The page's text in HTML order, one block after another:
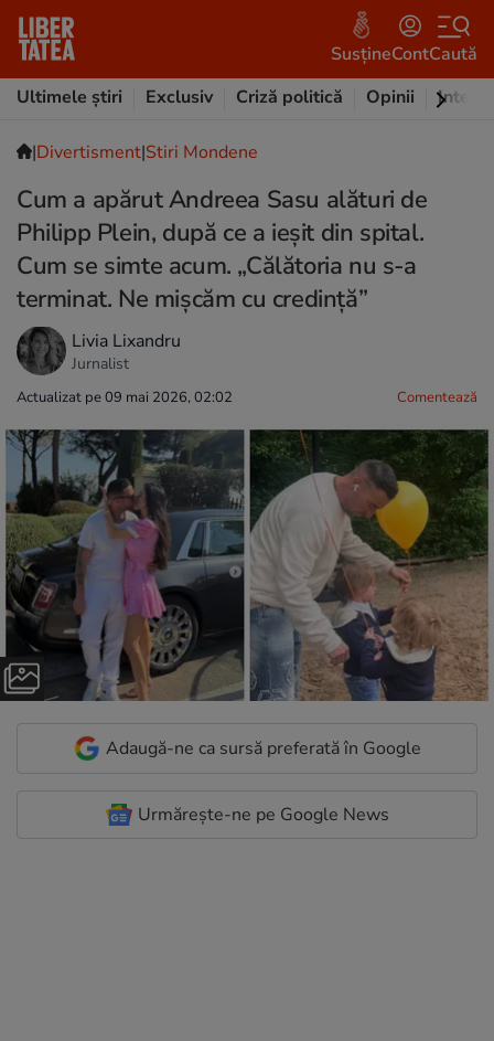
SusțineContCaută
Ultimele știri
Exclusiv Criză politică Opinii
|Divertisment|Stiri Mondene
Cum a apărut Andreea Sasu alături de
Philipp Plein, după ce a ieșit din spital.
Cum se simte acum. „Călătoria nu s-a
terminat. Ne mișcăm cu credință”
Livia Lixandru
Jurnalist
Actualizat pe 09 mai 2026, 02:02 Comentează
Adaugă-ne ca sursă preferată în Google
Urmărește-ne pe Google News